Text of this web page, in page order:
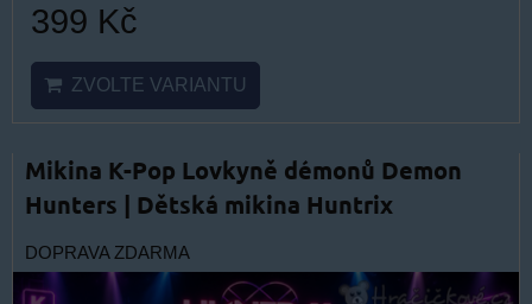
399 Kč
ZVOLTE VARIANTU
Mikina K-Pop Lovkyně démonů Demon
Hunters | Dětská mikina Huntrix
DOPRAVA ZDARMA